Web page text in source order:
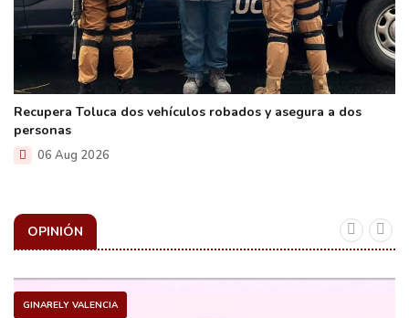
Recupera Toluca dos vehículos robados y asegura a dos
personas
06 Aug 2026
OPINIÓN
GINARELY VALENCIA